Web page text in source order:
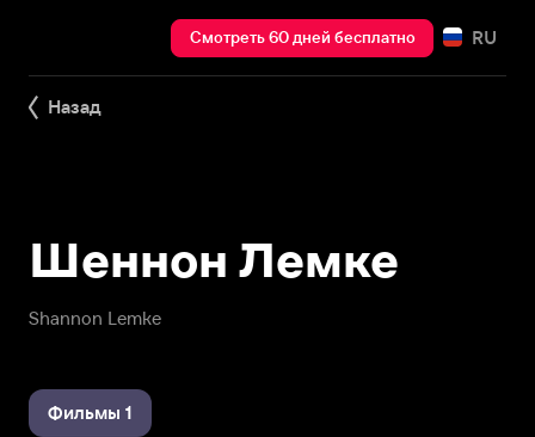
Смотреть 60 дней бесплатно RU
Назад
Shannon Lemke
Шеннон Лемке
Фильмы 1